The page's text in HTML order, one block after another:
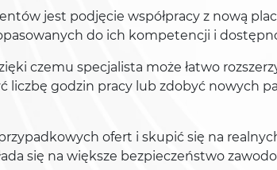
jest podjęcie współpracy z nową
do ich kompetencji i
czemu specjalista może łatwo
liczbę godzin pracy lub zdobyć nowych
ofert i skupić się na
się na większe bezpieczeństwo